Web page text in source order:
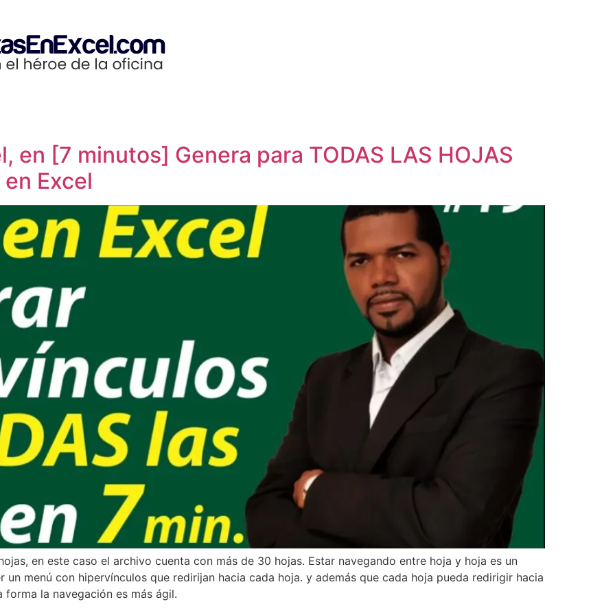
en [7 minutos] Genera para TODAS LAS HOJAS
Excel
en este caso el archivo cuenta con más de 30 hojas. Estar navegando entre hoja y hoja es un
menú con hipervínculos que redirijan hacia cada hoja. y además que cada hoja pueda redirigir hacia
la navegación es más ágil.